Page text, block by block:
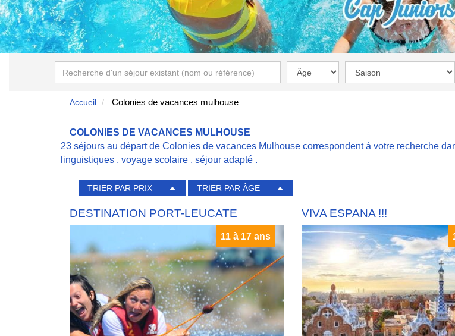
Accueil Colonies de vacances mulhouse
COLONIES DE VACANCES MULHOUSE
23 séjours au départ de Colonies de vacances Mulhouse correspondent à votre recherche
linguistiques , voyage scolaire , séjour adapté .
TRIER PAR PRIX TRIER PAR ÂGE
DESTINATION PORT-LEUCATE
11 à 17 ans
VIVA ESPANA !!!